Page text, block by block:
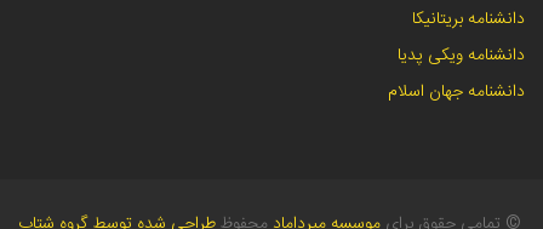
دانشنامه بریتانیکا
دانشنامه ویکی پدیا
دانشنامه جهان اسلام